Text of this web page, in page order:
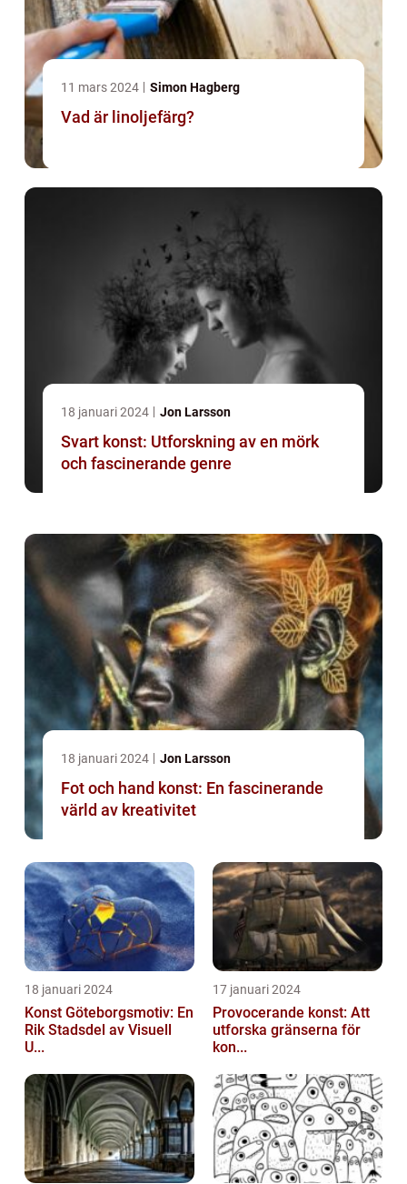
11 mars 2024 Simon Hagberg
Vad är linoljefärg?
18 januari 2024 Jon Larsson
Svart konst: Utforskning av en mörk
och fascinerande genre
18 januari 2024 Jon Larsson
Fot och hand konst: En fascinerande
värld av kreativitet
18 januari 2024
Konst Göteborgsmotiv: En
Rik Stadsdel av Visuell
U...
17 januari 2024
Provocerande konst: Att
utforska gränserna för
kon...